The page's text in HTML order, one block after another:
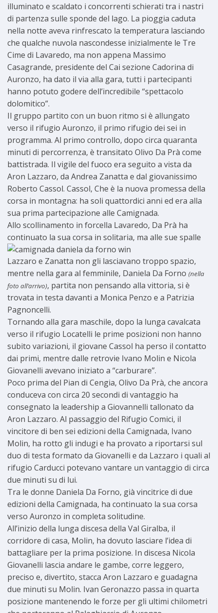
illuminato e scaldato i concorrenti schierati tra i nastri
di partenza sulle sponde del lago. La pioggia caduta
nella notte aveva rinfrescato la temperatura lasciando
che qualche nuvola nascondesse inizialmente le Tre
Cime di Lavaredo, ma non appena Massimo
Casagrande, presidente del Cai sezione Cadorina di
Auronzo, ha dato il via alla gara, tutti i partecipanti
hanno potuto godere dell’incredibile “spettacolo
dolomitico”.
Il gruppo partito con un buon ritmo si è allungato
verso il rifugio Auronzo, il primo rifugio dei sei in
programma. Al primo controllo, dopo circa quaranta
minuti di percorrenza, è transitato Olivo Da Prà come
battistrada. Il vigile del fuoco era seguito a vista da
Aron Lazzaro, da Andrea Zanatta e dal giovanissimo
Roberto Cassol. Cassol, Che è la nuova promessa della
corsa in montagna: ha soli quattordici anni ed era alla
sua prima partecipazione alle Camignada.
Allo scollinamento in forcella Lavaredo, Da Prà ha
continuato la sua corsa in solitaria, ma alle sue spalle
Lazzaro e Zanatta non gli lasciavano troppo spazio,
mentre nella gara al femminile, Daniela Da Forno (nella
foto all’arrivo), partita non pensando alla vittoria, si è
trovata in testa davanti a Monica Penzo e a Patrizia
Pagnoncelli.
Tornando alla gara maschile, dopo la lunga cavalcata
verso il rifugio Locatelli le prime posizioni non hanno
subito variazioni, il giovane Cassol ha perso il contatto
dai primi, mentre dalle retrovie Ivano Molin e Nicola
Giovanelli avevano iniziato a “carburare”.
Poco prima del Pian di Cengia, Olivo Da Prà, che ancora
conduceva con circa 20 secondi di vantaggio ha
consegnato la leadership a Giovannelli tallonato da
Aron Lazzaro. Al passaggio del Rifugio Comici, il
vincitore di ben sei edizioni della Camignada, Ivano
Molin, ha rotto gli indugi e ha provato a riportarsi sul
duo di testa formato da Giovanelli e da Lazzaro i quali al
rifugio Carducci potevano vantare un vantaggio di circa
due minuti su di lui.
Tra le donne Daniela Da Forno, già vincitrice di due
edizioni della Camignada, ha continuato la sua corsa
verso Auronzo in completa solitudine.
All’inizio della lunga discesa della Val Giralba, il
corridore di casa, Molin, ha dovuto lasciare l’idea di
battagliare per la prima posizione. In discesa Nicola
Giovanelli lascia andare le gambe, corre leggero,
preciso e, divertito, stacca Aron Lazzaro e guadagna
due minuti su Molin. Ivan Geronazzo passa in quarta
posizione mantenendo le forze per gli ultimi chilometri